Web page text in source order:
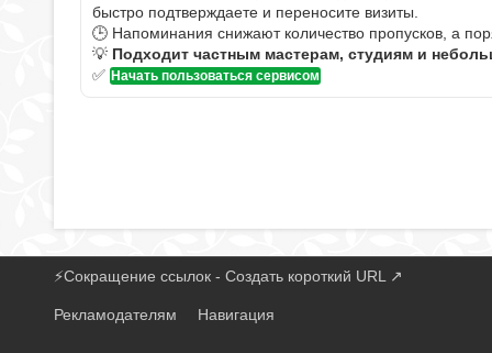
быстро подтверждаете и переносите визиты.
🕒 Напоминания снижают количество пропусков, а
💡 Подходит частным мастерам, студиям и
✅ Начать пользоваться сервисом
⚡Сокращение ссылок - Создать короткий URL↗
Рекламодателям Навигация